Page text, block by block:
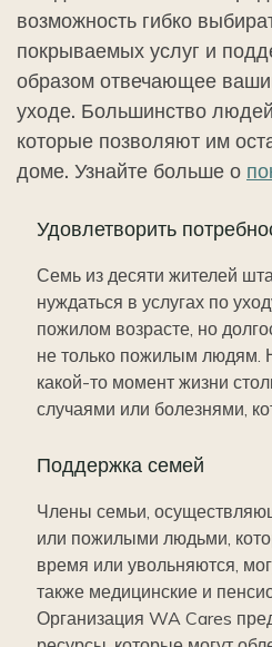
возможность гибко
покрываемых услуг и
образом отвечающее
уходе. Большинство
которые позволяют им
доме. Узнайте больше о
Удовлетворить
Семь из десяти жителей
нуждаться в услугах по
пожилом возрасте, но
не только пожилым людям.
какой-то момент жизни
случаями или болезнями,
Поддержка семей
Члены семьи,
или пожилыми людьми,
время или увольняются,
также медицинские и
Организация WA Cares